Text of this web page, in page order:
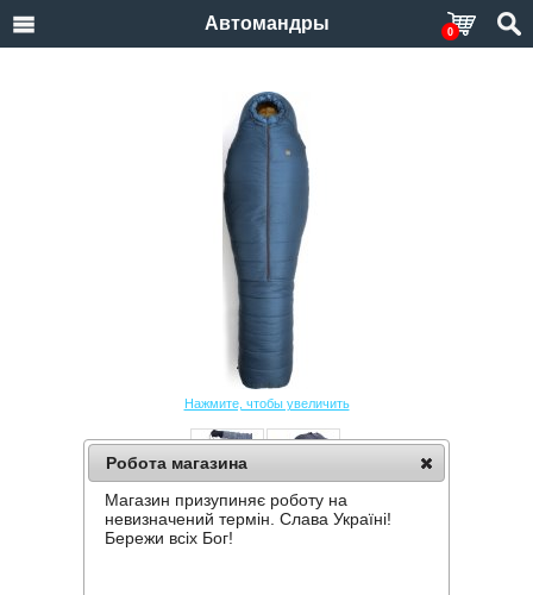
Автомандры 0
Нажмите, чтобы увеличить
СПАЛЬНИК TURBAT KUK 350
Робота магазина
Магазин призупиняє роботу на
невизначений термін. Слава Україні!
Бережи всіх Бог!